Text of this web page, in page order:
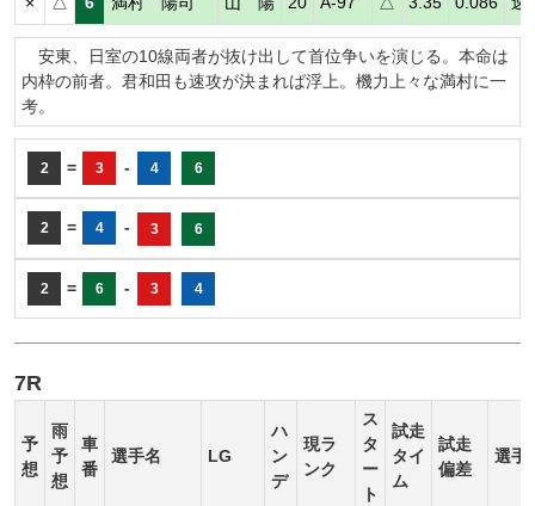
安東、日室の10線両者が抜け出して首位争いを演じる。本命は
内枠の前者。君和田も速攻が決まれば浮上。機力上々な満村に一
考。
2 = 3 - 4 6
2 = 4 - 3 6
2 = 6 - 3 4
7R
予
想
雨
予
想
車
番
選手名 LG
ハ
ン
デ
現ラ
ンク
ス
タ
ー
ト
試走
タイ
ム
試走
偏差
選手